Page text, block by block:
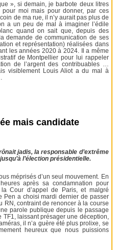
», si demain, je barbote deux litres
moi mais pour donner, par ces
de ma rue, il n’y aurait pas plus de
a un peu de mal à imaginer l’édile
quand on sait que, depuis des
demande de communication de ses
et représentation) réalisées dans
les années 2020 à 2024. Il a même
de Montpellier pour lui rappeler
de l’argent des contribuables …
visiblement Louis Aliot a du mal à
mais candidate
jadis, la responsable d’extrême
l’élection présidentielle.
méprisés d’un seul mouvement. En
après sa condamnation pour
Cour d’appel de Paris, et malgré
Pen a choisi mardi dernier de passer
RN, contraint de renoncer à la course
parole publique depuis le passage
laissant présager une déception,
il n’a guère été plus prolixe, se
heureux que nous puissions